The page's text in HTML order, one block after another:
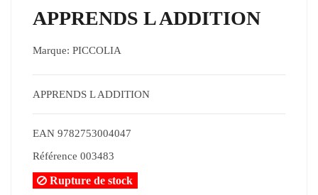
APPRENDS L ADDITION
Marque: PICCOLIA
APPRENDS L ADDITION
EAN 9782753004047
Référence 003483
Rupture de stock